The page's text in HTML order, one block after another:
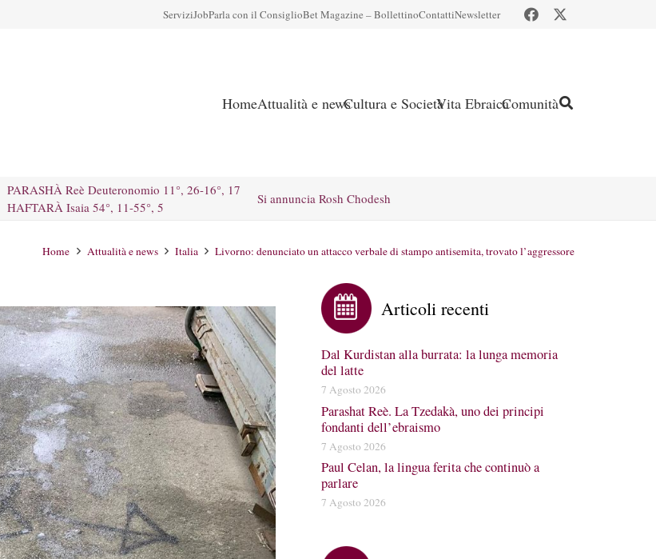
ServiziJobParla con il ConsiglioBet Magazine – BollettinoContattiNewsletter
HomeAttualità e newsCultura e SocietàVita EbraicaComunità
PARASHÀ Reè Deuteronomio 11°, 26-16°, 17
HAFTARÀ Isaia 54°, 11-55°, 5
Si annuncia Rosh Chodesh
Home Attualità e news Italia Livorno: denunciato un attacco verbale di stampo antisemita, trovato l’aggressore
Articoli recenti
Dal Kurdistan alla burrata: la lunga memoria
del latte
7 Agosto 2026
Parashat Reè. La Tzedakà, uno dei principi
fondanti dell’ebraismo
7 Agosto 2026
Paul Celan, la lingua ferita che continuò a
parlare
7 Agosto 2026